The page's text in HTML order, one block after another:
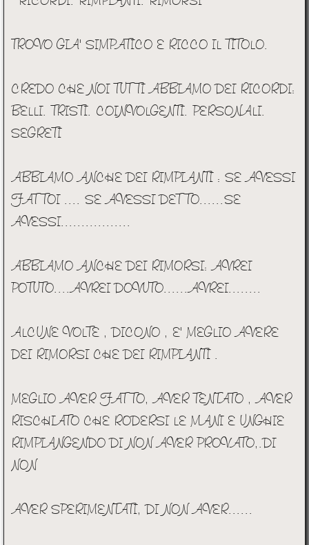
TROVO GIA' SIMPATICO E RICCO IL TITOLO.
CREDO CHE NOI TUTTI ABBIAMO DEI RICORDI:
BELLI. TRISTI. COINVOLGENTI. PERSONALI.
SEGRETI
ABBIAMO ANCHE DEI RIMPIANTI : SE AVESSI
FATTOI .... SE AVESSI DETTO......SE
AVESSI.................
ABBIAMO ANCHE DEI RIMORSI: AVREI
POTUTO....AVREI DOVUTO......AVREI........
ALCUNE VOLTE , DICONO , E' MEGLIO AVERE
DEI RIMORSI CHE DEI RIMPIANTI .
MEGLIO AVER FATTO, AVER TENTATO , AVER
RISCHIATO CHE RODERSI LE MANI E UNGHIE
RIMPIANGENDO DI NON AVER PROVATO,.DI
NON
AVER SPERIMENTATI, DI NON AVER......